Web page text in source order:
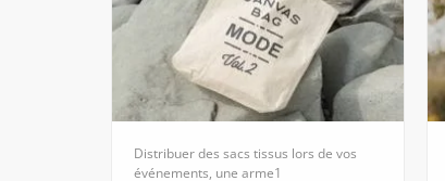
Distribuer des sacs tissus lors de vos
événements, une arme1